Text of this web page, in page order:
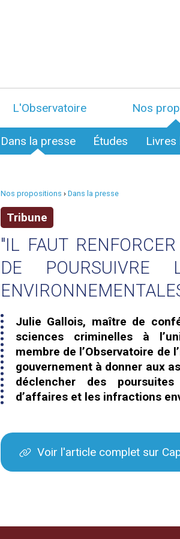
L'Observatoire Nos
Dans la presse Études Livres
Nos propositions › Dans la presse
Tribune
"IL FAUT
DE POURSUIVRE
Julie Gallois, maître de
sciences criminelles à
membre de l’Observatoire de
gouvernement à donner aux
déclencher des
d’affaires et les infractions
Voir l'article complet sur